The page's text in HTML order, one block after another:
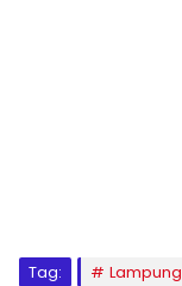
Tag: Lampung